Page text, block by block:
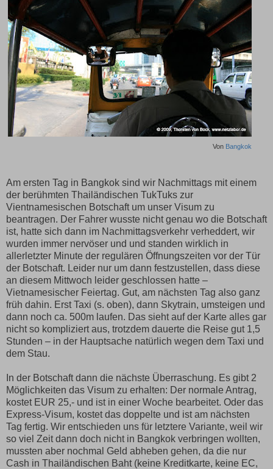
Von Bangkok
Am ersten Tag in Bangkok sind wir Nachmittags mit einem
der berühmten Thailändischen TukTuks zur
Vientnamesischen Botschaft um unser Visum zu
beantragen. Der Fahrer wusste nicht genau wo die Botschaft
ist, hatte sich dann im Nachmittagsverkehr verheddert, wir
wurden immer nervöser und und standen wirklich in
allerletzter Minute der regulären Öffnungszeiten vor der Tür
der Botschaft. Leider nur um dann festzustellen, dass diese
an diesem Mittwoch leider geschlossen hatte –
Vietnamesischer Feiertag. Gut, am nächsten Tag also ganz
früh dahin. Erst Taxi (s. oben), dann Skytrain, umsteigen und
dann noch ca. 500m laufen. Das sieht auf der Karte alles gar
nicht so kompliziert aus, trotzdem dauerte die Reise gut 1,5
Stunden – in der Hauptsache natürlich wegen dem Taxi und
dem Stau.
In der Botschaft dann die nächste Überraschung. Es gibt 2
Möglichkeiten das Visum zu erhalten: Der normale Antrag,
kostet EUR 25,- und ist in einer Woche bearbeitet. Oder das
Express-Visum, kostet das doppelte und ist am nächsten
Tag fertig. Wir entschieden uns für letztere Variante, weil wir
so viel Zeit dann doch nicht in Bangkok verbringen wollten,
mussten aber nochmal Geld abheben gehen, da die nur
Cash in Thailändischen Baht (keine Kreditkarte, keine EC,